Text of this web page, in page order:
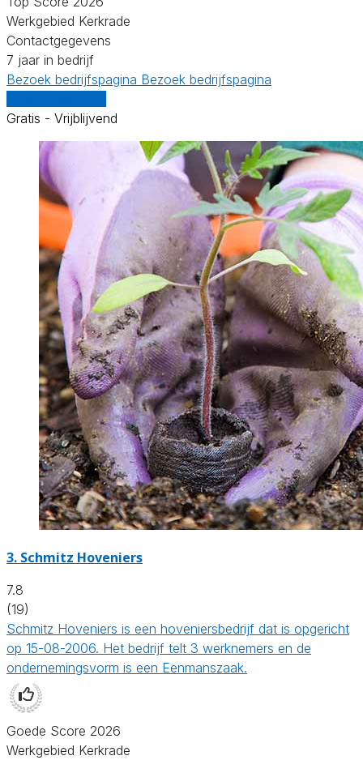
Werkgebied Kerkrade
Contactgegevens
7 jaar in bedrijf
Bezoek bedrijfspagina Bezoek bedrijfspagina
Gratis - Vrijblijvend
3. Schmitz Hoveniers
7.8
(19)
Schmitz Hoveniers is een hoveniersbedrijf dat is opgericht
op 15-08-2006. Het bedrijf telt 3 werknemers en de
ondernemingsvorm is een Eenmanszaak.
Goede Score 2026
Werkgebied Kerkrade